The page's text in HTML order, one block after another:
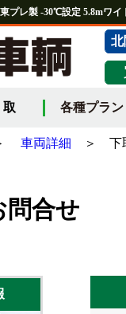
プレ製 -30℃設定 5.8mワ
北
各種プラン
車両詳細 ＞ 下
問合せ